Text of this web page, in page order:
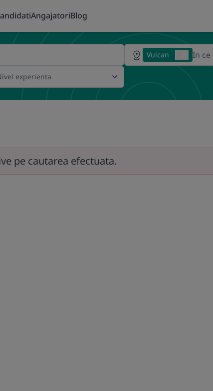
AngajatoriBlog
Vulcan
experienta
pe cautarea efectuata.